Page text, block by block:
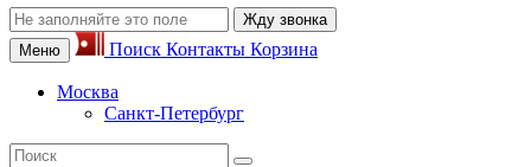
Жду звонка
Меню
Поиск Контакты Корзина
Москва
Санкт-Петербург